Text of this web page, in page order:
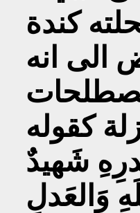
كندة
الى انه
شَهيدٌ
وَالعَدلِ